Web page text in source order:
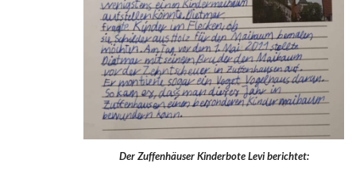
Der Zuffenhäuser Kinderbote Levi berichtet: